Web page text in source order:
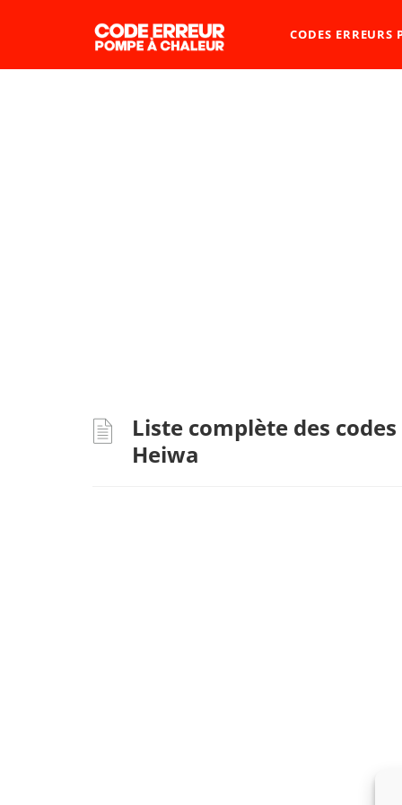
CODES ERREURS
Liste complète des
Heiwa